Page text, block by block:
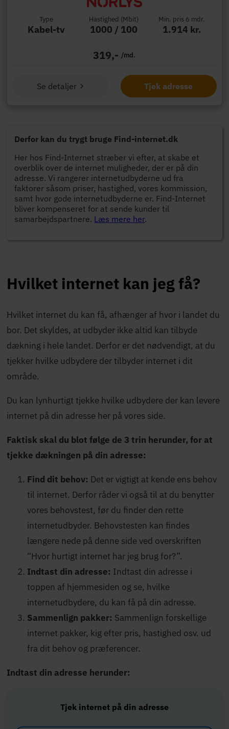
Type
Kabel-tv
Hastighed (Mbit)
1000 / 100
Min. pris 6 mdr.
1.914 kr.
319,- /md.
Tjek adresse
Se detaljer
Derfor kan du trygt bruge Find-internet.dk
Her hos Find-Internet stræber vi efter, at skabe et
overblik over de internet muligheder, der er på din
adresse. Vi rangerer internetudbyderne ud fra
faktorer såsom priser, hastighed, vores kommission,
samt hvor gode internetudbyderne er. Find-Internet
bliver kompenseret for at sende kunder til
samarbejdspartnere. Læs mere her.
Hvilket internet kan jeg få?
Hvilket internet du kan få, afhænger af hvor i landet du
bor. Det skyldes, at udbyder ikke altid kan tilbyde
dækning i hele landet. Derfor er det nødvendigt, at du
tjekker hvilke udbydere der tilbyder internet i dit
område.
Du kan lynhurtigt tjekke hvilke udbydere der kan levere
internet på din adresse her på vores side.
Faktisk skal du blot følge de 3 trin herunder, for at
tjekke dækningen på din adresse:
Find dit behov: Det er vigtigt at kende ens behov
til internet. Derfor råder vi også til at du benytter
vores behovstest, før du finder den rette
internetudbyder. Behovstesten kan findes
længere nede på denne side ved overskriften
“Hvor hurtigt internet har jeg brug for?”.
Indtast din adresse: Indtast din adresse i
toppen af hjemmesiden og se, hvilke
internetudbydere, du kan få på din adresse.
Sammenlign pakker: Sammenlign forskellige
internet pakker, kig efter pris, hastighed osv. ud
fra dit behov og præferencer.
Indtast din adresse herunder:
Tjek internet på din adresse